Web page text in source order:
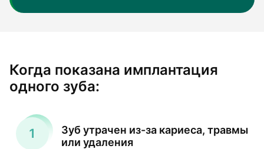
Когда показана имплантация
одного зуба:
Зуб утрачен из-за кариеса, травмы
или удаления